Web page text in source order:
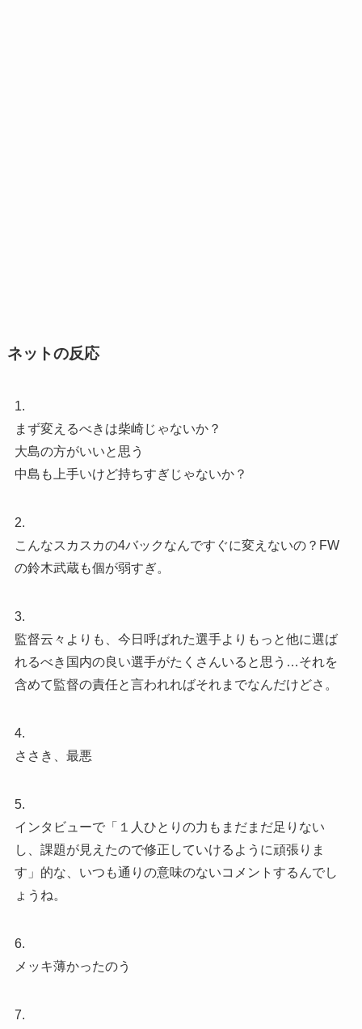
ネットの反応
1.
まず変えるべきは柴崎じゃないか？
大島の方がいいと思う
中島も上手いけど持ちすぎじゃないか？
2.
こんなスカスカの4バックなんですぐに変えないの？FW
の鈴木武蔵も個が弱すぎ。
3.
監督云々よりも、今日呼ばれた選手よりもっと他に選ば
れるべき国内の良い選手がたくさんいると思う…それを
含めて監督の責任と言われればそれまでなんだけどさ。
4.
ささき、最悪
5.
インタビューで「１人ひとりの力もまだまだ足りない
し、課題が見えたので修正していけるように頑張りま
す」的な、いつも通りの意味のないコメントするんでし
ょうね。
6.
メッキ薄かったのう
7.